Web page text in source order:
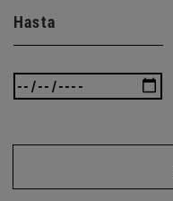
Hasta